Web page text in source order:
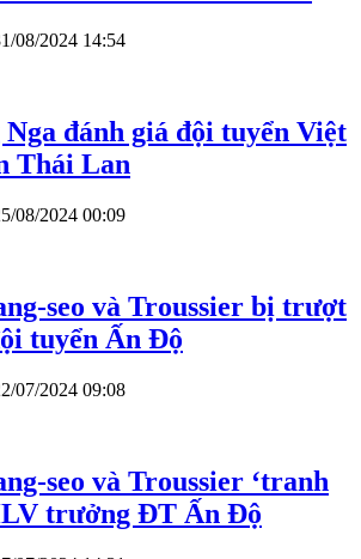
08/2024 14:54
đánh giá đội tuyển Việt
Thái Lan
08/2024 00:09
seo và Troussier bị trượt
tuyển Ấn Độ
07/2024 09:08
seo và Troussier ‘tranh
trưởng ĐT Ấn Độ